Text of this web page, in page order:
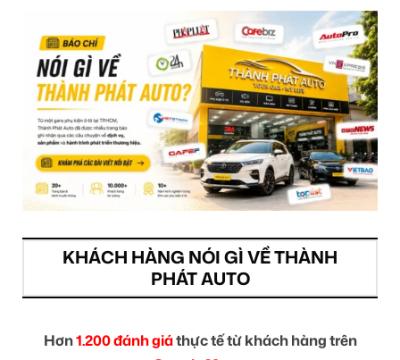
KHÁCH HÀNG NÓI GÌ VỀ THÀNH
PHÁT AUTO
Hơn1.200 đánh giáthực tế từ khách hàng trên